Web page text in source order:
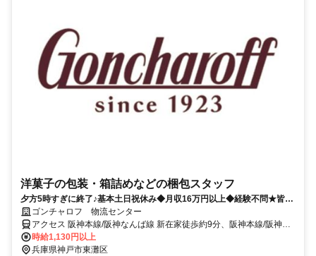
洋菓子の包装・箱詰めなどの梱包スタッフ
夕方5時すぎに終了♪基本土日祝休み◆月収16万円以上◆経験不問★皆勤
手当アリ★
ゴンチャロフ 物流センター
アクセス 阪神本線/阪神なんば線 新在家徒歩約9分、阪神本線/阪神な
んば線 石屋川徒歩約10分、ＪＲ東海道本線 六甲道南出口徒歩約17分
時給1,130円以上
兵庫県神戸市東灘区